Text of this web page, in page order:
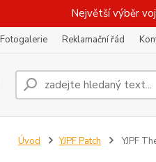
Největší výběr
Fotogalerie Reklamační řád
Úvod YJPF Patch YJPF